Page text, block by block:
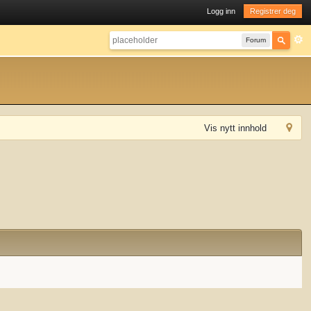
Logg inn Registrer deg
Forum
Vis nytt innhold